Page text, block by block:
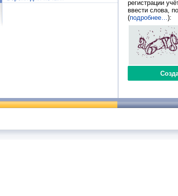
регистрации
ввести слова,
(подробнее… ):